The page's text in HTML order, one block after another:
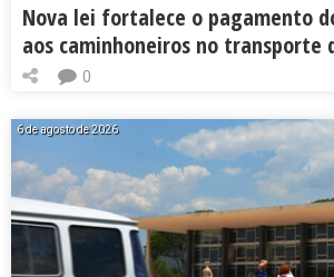
Nova lei fortalece o pagamento
aos caminhoneiros no transporte
0
6 de agosto de 2026